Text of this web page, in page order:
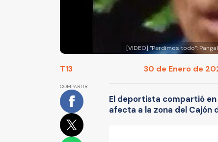
[VIDEO] “Perdimos todo”:
T13 30 de Enero de
COMPARTIR
El deportista compartió
afecta a la zona del Cajón